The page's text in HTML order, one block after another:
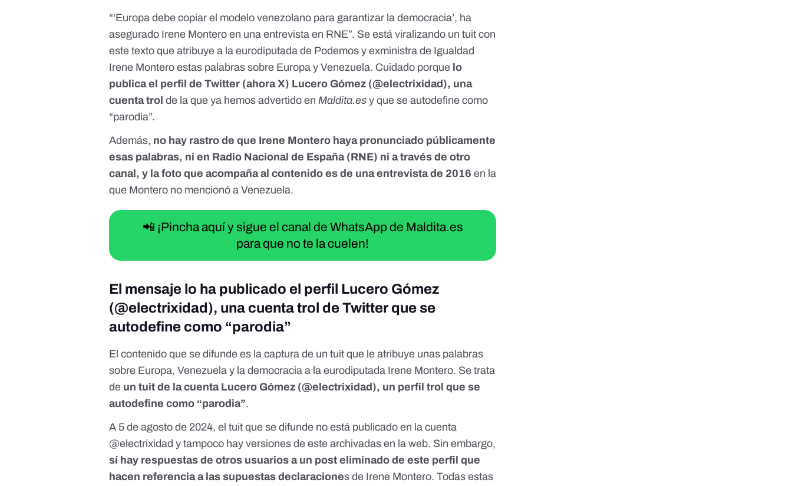
“‘Europa debe copiar el modelo venezolano para garantizar la democracia’, ha
asegurado Irene Montero en una entrevista en RNE”. Se está viralizando un tuit con
este texto que atribuye a la eurodiputada de Podemos y exministra de Igualdad
Irene Montero estas palabras sobre Europa y Venezuela. Cuidado porque lo
publica el perfil de Twitter (ahora X) Lucero Gómez (@electrixidad), una
cuenta trolde la que ya hemos advertido enMaldita.es y que se autodefine como
“parodia”.
Además, no hay rastro de que Irene Montero haya pronunciado públicamente
esas palabras, ni en Radio Nacional de España (RNE) ni a través de otro
canal, y la foto que acompaña al contenido es de unaentrevista de 2016 en la
que Montero no mencionó a Venezuela.
📲 ¡Pincha aquí y sigue el canal de WhatsApp de Maldita.es
para que no te la cuelen!
El mensaje lo ha publicado el perfil Lucero Gómez
(@electrixidad), una cuenta trol de Twitter que se
autodefine como “parodia”
El contenido que se difunde es la captura de un tuit que le atribuye unas palabras
sobre Europa, Venezuela y la democracia a la eurodiputada Irene Montero. Se trata
de un tuit de la cuenta Lucero Gómez (@electrixidad), un perfil trol que se
autodefine como “parodia”.
A 5 de agosto de 2024, el tuit que se difunde no está publicado en la cuenta
@electrixidad y tampoco hay versiones de este archivadas en la web. Sin embargo,
sí hay respuestas deotros usuarios a un post eliminado de este perfil que
hacen referencia a las supuestas declaraciones de Irene Montero. Todas estas